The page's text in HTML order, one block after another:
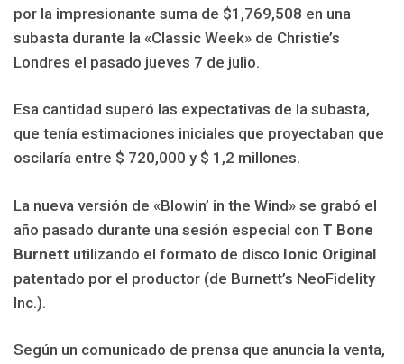
por la impresionante suma de $1,769,508 en una
subasta durante la «Classic Week» de Christie’s
Londres el pasado jueves 7 de julio.
Esa cantidad superó las expectativas de la subasta,
que tenía estimaciones iniciales que proyectaban que
oscilaría entre $ 720,000 y $ 1,2 millones.
La nueva versión de «Blowin’ in the Wind» se grabó el
año pasado durante una sesión especial con T Bone
Burnett utilizando el formato de disco Ionic Original
patentado por el productor (de Burnett’s NeoFidelity
Inc.).
Según un comunicado de prensa que anuncia la venta,